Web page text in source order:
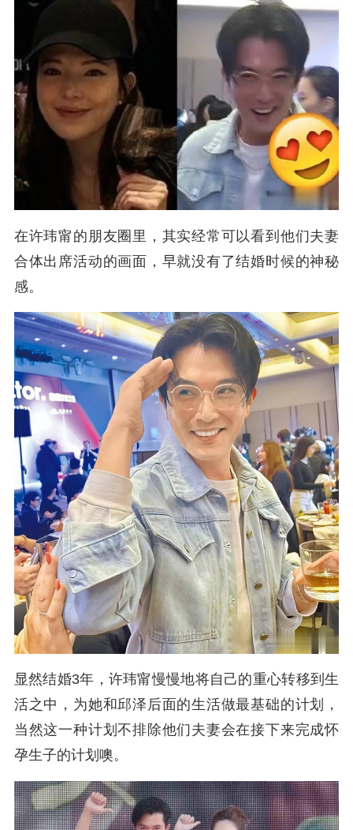
在许玮甯的朋友圈里，其实经常可以看到他们夫妻
合体出席活动的画面，早就没有了结婚时候的神秘
感。
显然结婚3年，许玮甯慢慢地将自己的重心转移到生
活之中，为她和邱泽后面的生活做最基础的计划，
当然这一种计划不排除他们夫妻会在接下来完成怀
孕生子的计划噢。